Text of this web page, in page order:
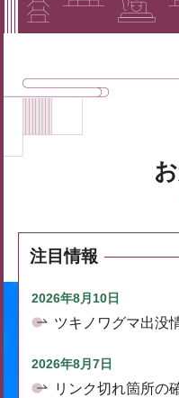
注目情報
2026年8月10日
ツキノワグマ出没
2026年8月7日
リンク切れ箇所の